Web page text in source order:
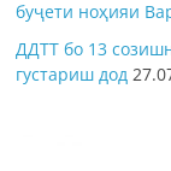
буҷети ноҳияи
ДДТТ бо 13
густариш дод